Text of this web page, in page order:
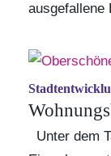
ausgefallene
Unter dem